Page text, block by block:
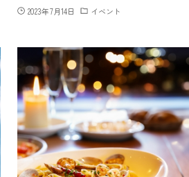
2023年7月14日 イベント